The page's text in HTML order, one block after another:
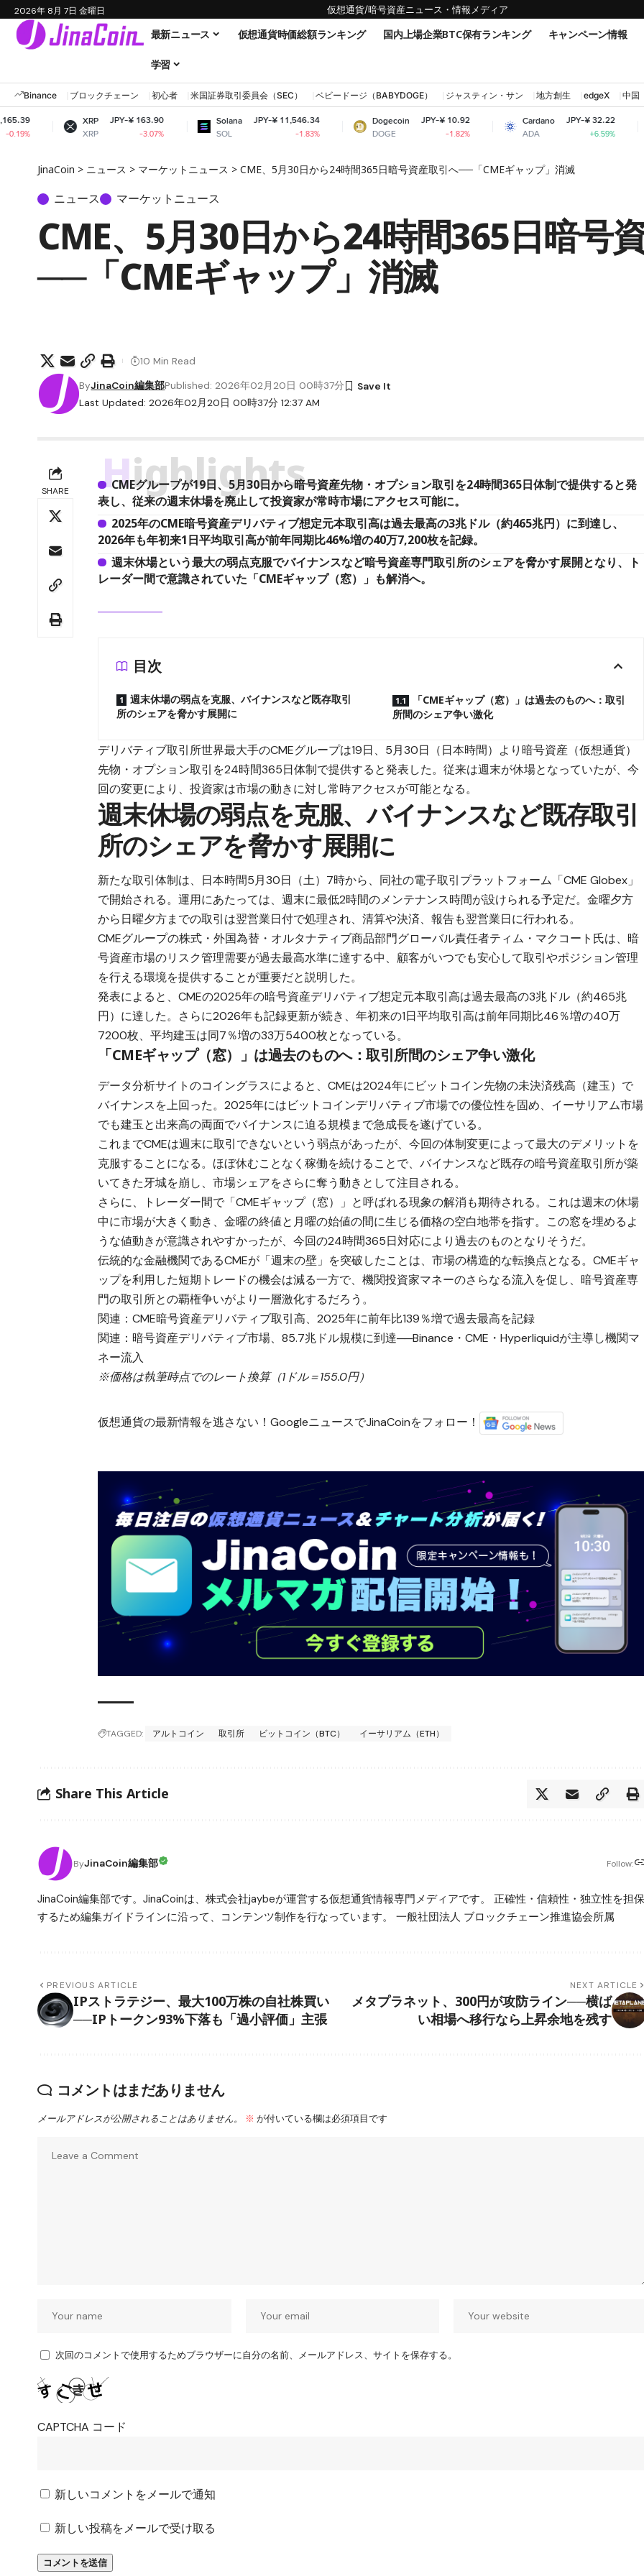
2026年 8月 7日 金曜日 仮想通貨/暗号資産ニュース・情報メディア
最新ニュース 仮想通貨時価総額ランキング 国内上場企業BTC保有ランキング キャンペーン情報
学習
Binance ブロックチェーン 初心者 米国証券取引委員会（SEC） ベビードージ（BABYDOGE） ジャスティン・サン 地方創生 edgeX 中国
XRP
XRP
JPY-¥ 163.90
-3.07%
Solana
SOL
JPY-¥ 11,546.34
Dogecoin
DOGE
JPY-¥ 10.92
-1.82%
Cardano
ADA
JPY-¥ 32.22
+6.59%
Shiba
SHIB
JinaCoin > ニュース > マーケットニュース > CME、5月30日から24時間365日暗号資産取引へ──「CMEギャップ」消滅
ニュース マーケットニュース
CME、5月30日から24時間365日暗号
──「CMEギャップ」消滅
Last Updated: 2026年02月20日 00時37分 12:37 AM
ByJinaCoin編集部Published: 2026年02月20日 00時37分
10 Min Read
SHARE Highlights
CMEグループが19日、5月30日から暗号資産先物・オプション取引を24時間365日体制で提供すると発
表し、従来の週末休場を廃止して投資家が常時市場にアクセス可能に。
2025年のCME暗号資産デリバティブ想定元本取引高は過去最高の3兆ドル（約465兆円）に到達し、
2026年も年初来1日平均取引高が前年同期比46%増の40万7,200枚を記録。
週末休場という最大の弱点克服でバイナンスなど暗号資産専門取引所のシェアを脅かす展開となり、ト
レーダー間で意識されていた「CMEギャップ（窓）」も解消へ。
目次
週末休場の弱点を克服、バイナンスなど既存取引
所のシェアを脅かす展開に
「CMEギャップ（窓）」は過去のものへ：取引
所間のシェア争い激化
デリバティブ取引所世界最大手のCMEグループは19日、5月30日（日本時間）より暗号資産（仮想通貨）
先物・オプション取引を24時間365日体制で提供すると発表した。従来は週末が休場となっていたが、今
回の変更により、投資家は市場の動きに対し常時アクセスが可能となる。
週末休場の弱点を克服、バイナンスなど既存取引
所のシェアを脅かす展開に
新たな取引体制は、日本時間5月30日（土）7時から、同社の電子取引プラットフォーム「CME Globex」
で開始される。運用にあたっては、週末に最低2時間のメンテナンス時間が設けられる予定だ。金曜夕方
から日曜夕方までの取引は翌営業日付で処理され、清算や決済、報告も翌営業日に行われる。
CMEグループの株式・外国為替・オルタナティブ商品部門グローバル責任者ティム・マクコート氏は、暗
号資産市場のリスク管理需要が過去最高水準に達する中、顧客がいつでも安心して取引やポジション管理
を行える環境を提供することが重要だと説明した。
発表によると、CMEの2025年の暗号資産デリバティブ想定元本取引高は過去最高の3兆ドル（約465兆
円）に達した。さらに2026年も記録更新が続き、年初来の1日平均取引高は前年同期比46％増の40万
7200枚、平均建玉は同7％増の33万5400枚となっている。
「CMEギャップ（窓）」は過去のものへ：取引所間のシェア争い激化
データ分析サイトのコイングラスによると、CMEは2024年にビットコイン先物の未決済残高（建玉）で
バイナンスを上回った。2025年にはビットコインデリバティブ市場での優位性を固め、イーサリアム市場
でも建玉と出来高の両面でバイナンスに迫る規模まで急成長を遂げている。
これまでCMEは週末に取引できないという弱点があったが、今回の体制変更によって最大のデメリットを
克服することになる。ほぼ休むことなく稼働を続けることで、バイナンスなど既存の暗号資産取引所が築
いてきた牙城を崩し、市場シェアをさらに奪う動きとして注目される。
さらに、トレーダー間で「CMEギャップ（窓）」と呼ばれる現象の解消も期待される。これは週末の休場
中に市場が大きく動き、金曜の終値と月曜の始値の間に生じる価格の空白地帯を指す。この窓を埋めるよ
うな値動きが意識されやすかったが、今回の24時間365日対応により過去のものとなりそうだ。
伝統的な金融機関であるCMEが「週末の壁」を突破したことは、市場の構造的な転換点となる。CMEギャ
ップを利用した短期トレードの機会は減る一方で、機関投資家マネーのさらなる流入を促し、暗号資産専
門の取引所との覇権争いがより一層激化するだろう。
関連：CME暗号資産デリバティブ取引高、2025年に前年比139％増で過去最高を記録
関連：暗号資産デリバティブ市場、85.7兆ドル規模に到達──Binance・CME・Hyperliquidが主導し機関マ
ネー流入
※価格は執筆時点でのレート換算（1ドル＝155.0円）
仮想通貨の最新情報を逃さない！GoogleニュースでJinaCoinをフォロー！
TAGGED: アルトコイン 取引所 ビットコイン（BTC） イーサリアム（ETH）
Share This Article
ByJinaCoin編集部 Follow:
JinaCoin編集部です。JinaCoinは、株式会社jaybeが運営する仮想通貨情報専門メディアです。 正確性・信頼性・独立性を担保
するため編集ガイドラインに沿って、コンテンツ制作を行なっています。 一般社団法人 ブロックチェーン推進協会所属
PREVIOUS ARTICLE
IPストラテジー、最大100万株の自社株買い
──IPトークン93%下落も「過小評価」主張
NEXT ARTICLE
メタプラネット、300円が攻防ライン──横ば
い相場へ移行なら上昇余地を残す
コメントはまだありません
メールアドレスが公開されることはありません。 ※ が付いている欄は必須項目です
次回のコメントで使用するためブラウザーに自分の名前、メールアドレス、サイトを保存する。
CAPTCHA コード
新しいコメントをメールで通知
新しい投稿をメールで受け取る